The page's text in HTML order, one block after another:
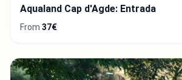
Aqualand Cap d'Agde: Entrada
From 37€